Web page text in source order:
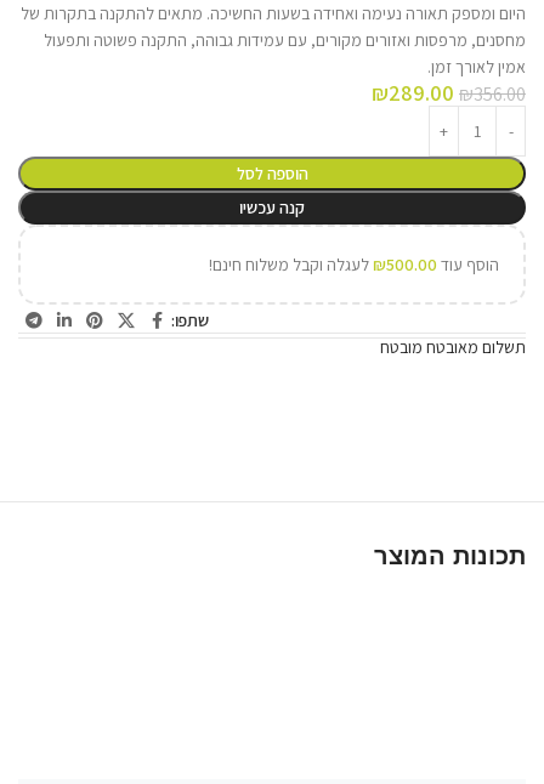
היום ומספק תאורה נעימה ואחידה בשעות החשיכה. מתאים להתקנה בתקרות של
מחסנים, מרפסות ואזורים מקורים, עם עמידות גבוהה, התקנה פשוטה ותפעול
אמין לאורך זמן.
₪356.00
₪289.00
הוספה לסל
קנה עכשיו
הוסף עוד ₪500.00 לעגלה וקבל משלוח חינם!
שתפו:
תשלום מאובטח מובטח
תכונות המוצר